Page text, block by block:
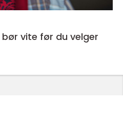
vite før du velger